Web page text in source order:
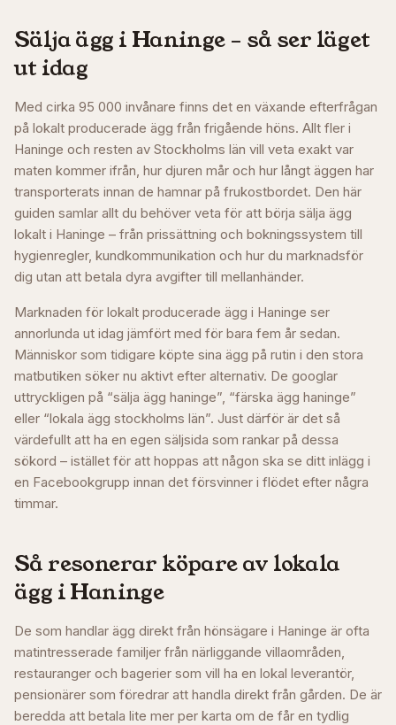
Sälja ägg i Haninge– så ser läget
ut idag
Med cirka 95 000 invånare finns det en växande efterfrågan
på lokalt producerade ägg från frigående höns. Allt fler i
Haninge och resten av Stockholms län vill veta exakt var
maten kommer ifrån, hur djuren mår och hur långt äggen har
transporterats innan de hamnar på frukostbordet. Den här
guiden samlar allt du behöver veta för att börja sälja ägg
lokalt i Haninge – från prissättning och bokningssystem till
hygienregler, kundkommunikation och hur du marknadsför
dig utan att betala dyra avgifter till mellanhänder.
Marknaden för lokalt producerade ägg i Haninge ser
annorlunda ut idag jämfört med för bara fem år sedan.
Människor som tidigare köpte sina ägg på rutin i den stora
matbutiken söker nu aktivt efter alternativ. De googlar
uttryckligen på “sälja ägg haninge”, “färska ägg haninge”
eller “lokala ägg stockholms län”. Just därför är det så
värdefullt att ha en egen säljsida som rankar på dessa
sökord – istället för att hoppas att någon ska se ditt inlägg i
en Facebookgrupp innan det försvinner i flödet efter några
timmar.
Så resonerar köpare av lokala
ägg iHaninge
De som handlar ägg direkt från hönsägare i Haninge är ofta
matintresserade familjer från närliggande villaområden,
restauranger och bagerier som vill ha en lokal leverantör,
pensionärer som föredrar att handla direkt från gården. De är
beredda att betala lite mer per karta om de får en tydlig